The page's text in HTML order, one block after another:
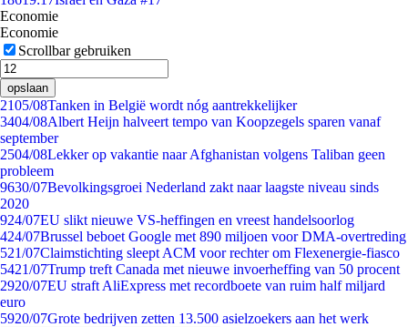
Economie
Economie
Scrollbar gebruiken
opslaan
2105/08Tanken in België wordt nóg aantrekkelijker
3404/08Albert Heijn halveert tempo van Koopzegels sparen vanaf
september
2504/08Lekker op vakantie naar Afghanistan volgens Taliban geen
probleem
9630/07Bevolkingsgroei Nederland zakt naar laagste niveau sinds
2020
924/07EU slikt nieuwe VS-heffingen en vreest handelsoorlog
424/07Brussel beboet Google met 890 miljoen voor DMA-overtreding
521/07Claimstichting sleept ACM voor rechter om Flexenergie-fiasco
5421/07Trump treft Canada met nieuwe invoerheffing van 50 procent
2920/07EU straft AliExpress met recordboete van ruim half miljard
euro
5920/07Grote bedrijven zetten 13.500 asielzoekers aan het werk